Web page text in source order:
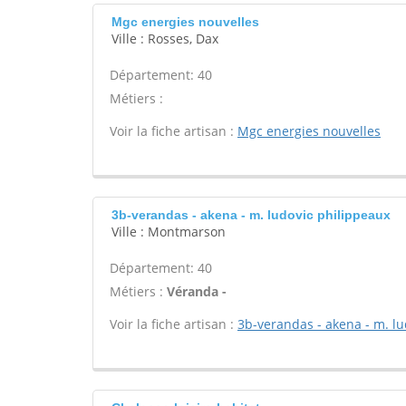
Mgc energies nouvelles
Ville : Rosses, Dax
Département: 40
Métiers :
Voir la fiche artisan : Mgc energies nouvelles
3b-verandas - akena - m. ludovic philippeaux
Ville : Montmarson
Département: 40
Métiers : Véranda -
Voir la fiche artisan : 3b-verandas - akena - m.